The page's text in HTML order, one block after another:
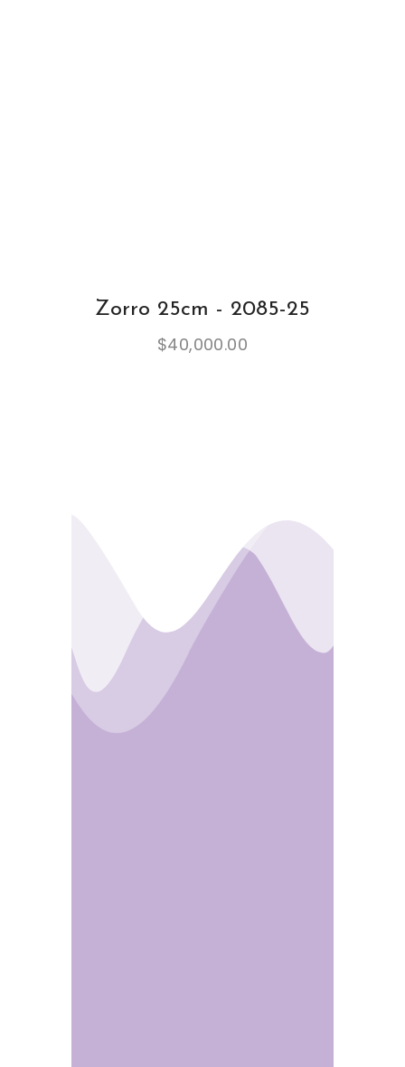
Zorro 25cm - 2085-25
$40,000.00